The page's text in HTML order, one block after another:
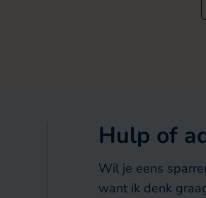
Hulp of
Wil je eens
want ik denk